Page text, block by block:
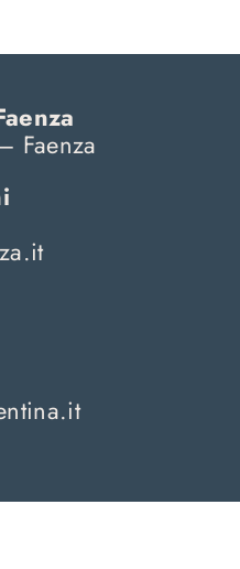
Faenza